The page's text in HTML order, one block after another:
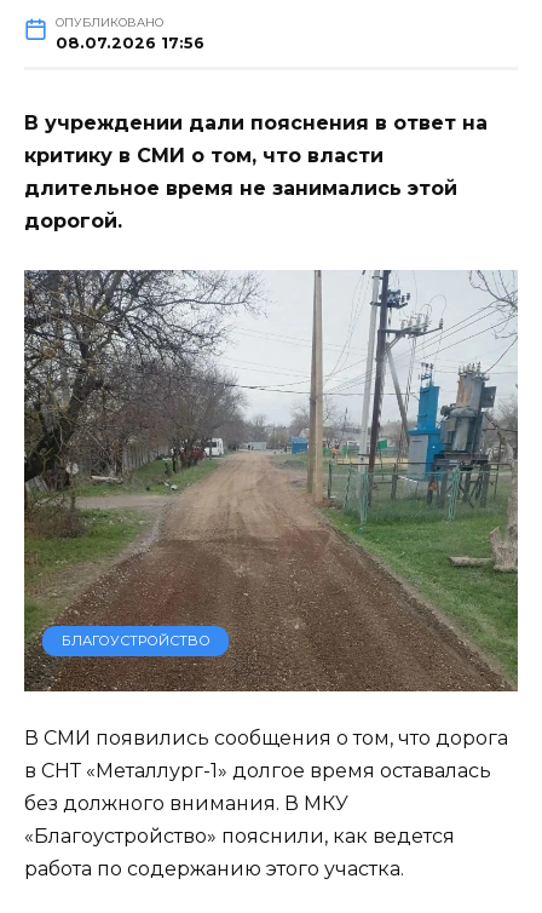
ОПУБЛИКОВАНО
08.07.2026 17:56
В учреждении дали пояснения в ответ на
критику в СМИ о том, что власти
длительное время не занимались этой
дорогой.
БЛАГОУСТРОЙСТВО
В СМИ появились сообщения о том, что дорога
в СНТ «Металлург-1» долгое время оставалась
без должного внимания. В МКУ
«Благоустройство» пояснили, как ведется
работа по содержанию этого участка.